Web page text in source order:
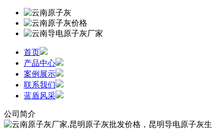
首页
产品中心
案例展示
联系我们
蓝盾风采
公司简介